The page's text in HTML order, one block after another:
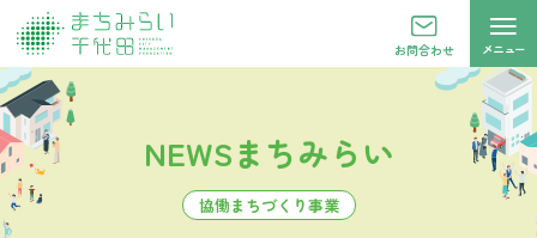
お問合わせ メニュー
NEWSまちみらい
協働まちづくり事業